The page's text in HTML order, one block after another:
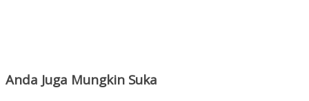
Anda Juga Mungkin Suka